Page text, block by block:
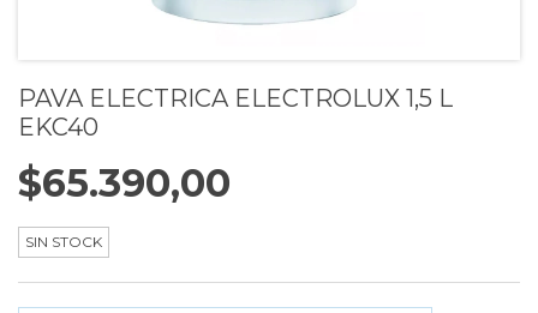
PAVA ELECTRICA ELECTROLUX 1,5 L
EKC40
$65.390,00
SIN STOCK